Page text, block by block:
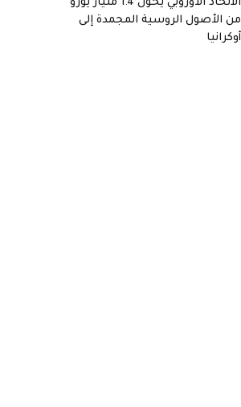
الاتحاد الأوروبي يحول 1.4 مليار يورو
من الأصول الروسية المجمدة إلى
أوكرانيا